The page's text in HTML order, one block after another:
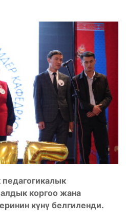
коргоо жана
күнү белгиленди.